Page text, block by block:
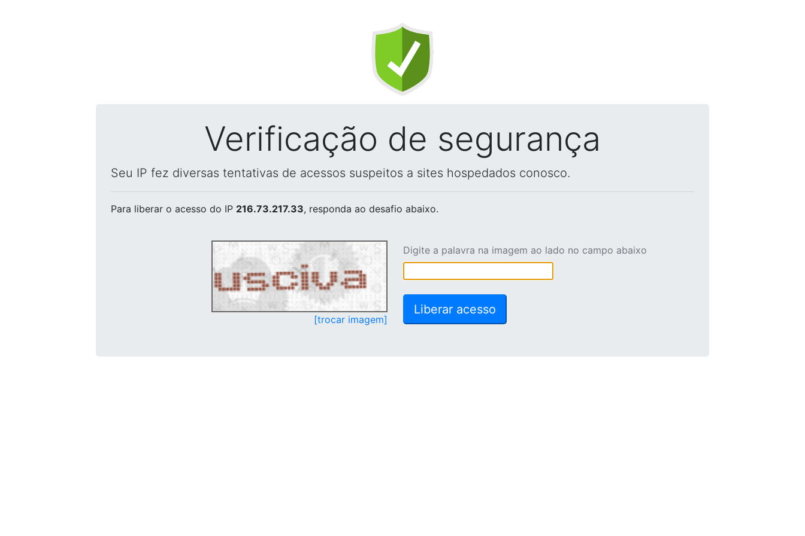
Verificação de segurança
Seu IP fez diversas tentativas de acessos suspeitos a sites hospedados conosco.
Para liberar o acesso do IP 216.73.217.33, responda ao desafio abaixo.
[trocar imagem]
Digite a palavra na imagem ao lado no campo abaixo